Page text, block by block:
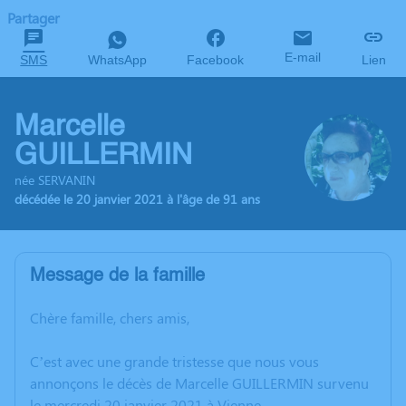
Partager
SMS WhatsApp Facebook E-mail Lien
Marcelle
GUILLERMIN
née SERVANIN
décédée le 20 janvier 2021 à l'âge de 91 ans
Message de la famille
Chère famille, chers amis,
C’est avec une grande tristesse que nous vous
annonçons le décès de Marcelle GUILLERMIN survenu